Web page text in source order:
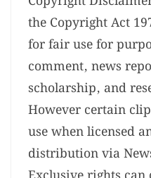
the Copyright Act
for fair use for
comment, news
scholarship, and
However certain
use when licensed
distribution via